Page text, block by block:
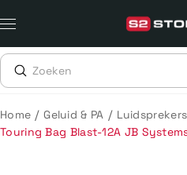
naar
content
Home / Geluid & PA / Luidsprekers
Touring Bag Blast-12A JB